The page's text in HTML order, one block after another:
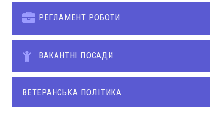
РЕГЛАМЕНТ РОБОТИ
ВАКАНТНІ ПОСАДИ
ВЕТЕРАНСЬКА ПОЛІТИКА